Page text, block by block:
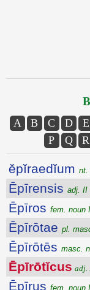
A B C D E
P
Q R
ĕpĭraedĭum nt.
Ēpīrensis adj. II
Ēpīros fem. noun
Ēpīrōtae pl.
Ēpīrōtēs masc.
Ēpīrōtĭcus adj.
Ēpīrus fem. noun